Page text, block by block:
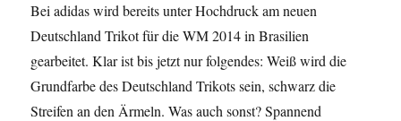
Bei adidas wird bereits unter Hochdruck am neuen
Deutschland Trikot für die WM 2014 in Brasilien
gearbeitet. Klar ist bis jetzt nur folgendes: Weiß wird die
Grundfarbe des Deutschland Trikots sein, schwarz die
Streifen an den Ärmeln. Was auch sonst? Spannend